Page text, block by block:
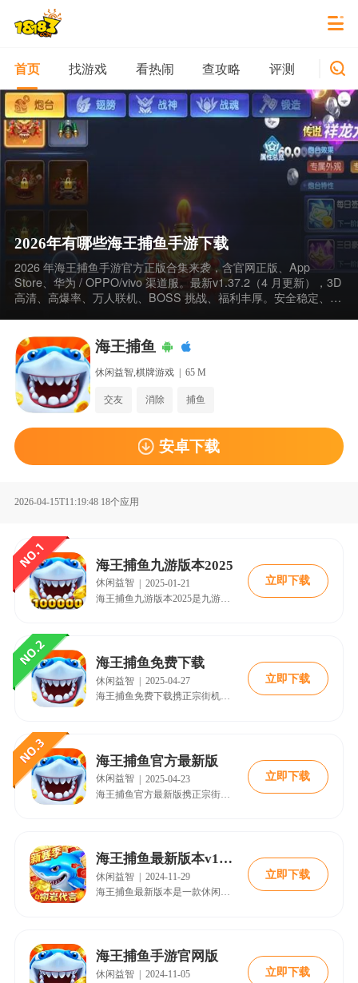
首页 找游戏 看热闹 查攻略 评测 新游
2026年有哪些海王捕鱼手游下载
2026 年海王捕鱼手游官方正版合集来袭，含官网正版、App
Store、华为 / OPPO/vivo 渠道服。最新v1.37.2（4 月更新），3D
高清、高爆率、万人联机、BOSS 挑战、福利丰厚。安全稳定、数
海王捕鱼
休闲益智,棋牌游戏 | 65 M
交友 消除 捕鱼
安卓下载
2026-04-15T11:19:48 18个应用
海王捕鱼九游版本2025
休闲益智 | 2025-01-21
立即下载
海王捕鱼免费下载
休闲益智
2025-04-27
海王捕鱼免费下载携正宗街机的经典玩法重新回归，极具爽快的射击感受，让您捕鱼补的热血澎湃，炫丽的输出效果，让您的感官充分感受这视觉盛宴，然而，游戏开发商不仅仅满足于经典玩法，还给大家带来了全新的原创玩法，您不仅可以在海底捕鱼还可以带着您的船只前往其它海域捕鱼，在船只返港后，您将收获一大笔报酬，这些报酬将在以后的捕鱼生涯中起着重要的作用。
立即下载
海王捕鱼官方最新版
休闲益智 | 2025-04-23
立即下载
海王捕鱼最新版本v10.1.39.3.0安卓版
休闲益智
2024-11-29
海王捕鱼最新版本是一款休闲捕鱼类手游。游戏画面精美，采用动画场景，可爱萌趣的鱼类造型，带给玩家极致的视觉体验。游戏采用经典捕鱼玩法，完美移植捕鱼游戏，操作简单易上手，随时随地畅享捕鱼的乐趣，还加入了新奇有趣的射击体验，炮塔可以变身幻灵机甲，全屏释放技能，秒杀各种鱼类，让玩家感受不一样的捕鱼体验。快来18183下载吧~
立即下载
海王捕鱼手游官网版
休闲益智
2024-11-05
立即下载